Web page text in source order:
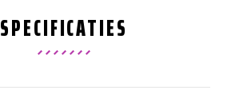
SPECIFICATIES